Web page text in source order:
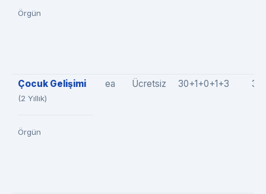
Örgün
Çocuk Gelişimi
(2 Yıllık)
Örgün
ea Ücretsiz 30+1+0+1+3